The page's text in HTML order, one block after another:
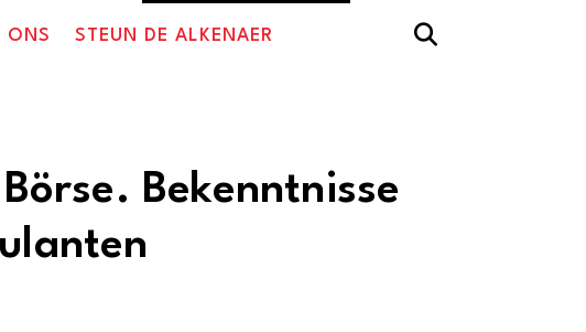
ONS STEUN DE ALKENAER
Bekenntnisse